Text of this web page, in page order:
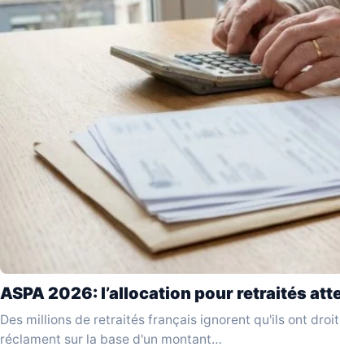
ASPA 2026: l’allocation pour retraités
Des millions de retraités français ignorent qu'ils ont
réclament sur la base d'un montant…